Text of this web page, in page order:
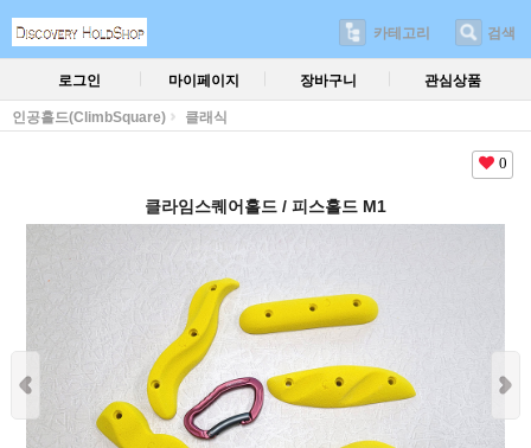
카테고리 검색
로그인 마이페이지 장바구니 관심상품
인공홀드(ClimbSquare) 클래식
0
클라임스퀘어홀드 / 피스홀드 M1